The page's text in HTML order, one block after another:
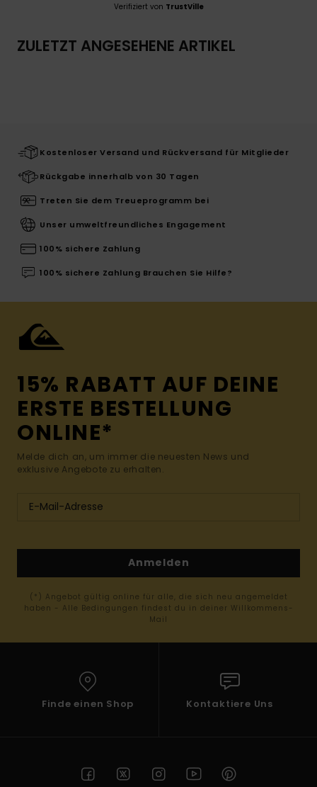
Verifiziert von TrustVille
ZULETZT ANGESEHENE ARTIKEL
Kostenloser Versand und Rückversand für Mitglieder
Rückgabe innerhalb von 30 Tagen
Treten Sie dem Treueprogramm bei
Unser umweltfreundliches Engagement
100% sichere Zahlung
100% sichere Zahlung Brauchen Sie Hilfe?
15% RABATT AUF DEINE
ERSTE BESTELLUNG
ONLINE*
Melde dich an, um immer die neuesten News und
exklusive Angebote zu erhalten.
Anmelden
(*) Angebot gültig online für alle, die sich neu angemeldet
haben - Alle Bedingungen findest du in deiner Willkommens-
Mail
Finde einen Shop Kontaktiere Uns